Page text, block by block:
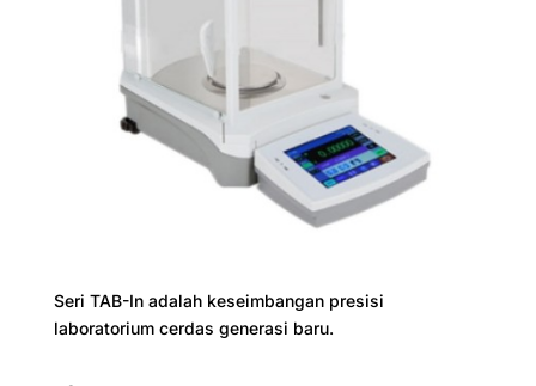
Seri TAB-In adalah keseimbangan presisi
laboratorium cerdas generasi baru.